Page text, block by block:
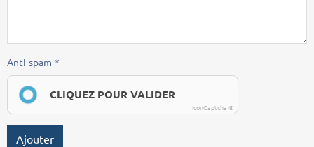
Anti-spam
CLIQUEZ POUR VALIDER
IconCaptcha ©
Ajouter